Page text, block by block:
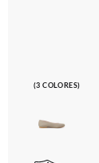
(3 COLORES)